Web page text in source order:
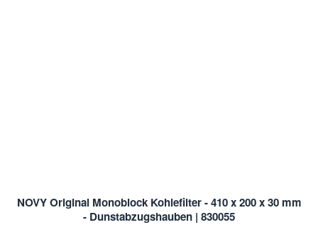
NOVY Original Monoblock Kohlefilter - 410 x 200 x 30 mm
- Dunstabzugshauben | 830055